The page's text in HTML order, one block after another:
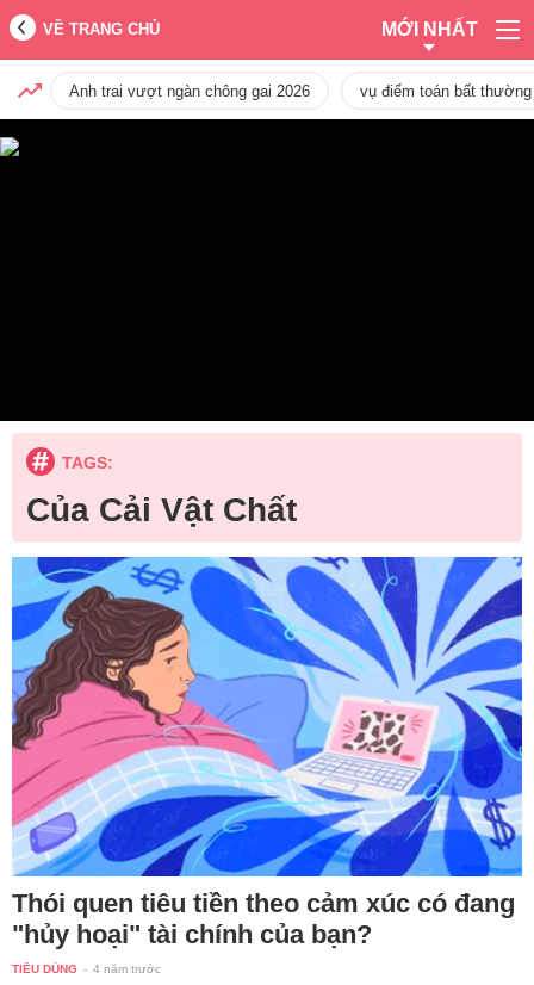
VỀ TRANG CHỦ MỚI NHẤT
Anh trai vượt ngàn chông gai 2026 vụ điểm toán bất
TAGS:
Của Cải Vật Chất
Thói quen tiêu tiền theo cảm xúc có đang
"hủy hoại" tài chính của bạn?
TIÊU DÙNG - 4 năm trước